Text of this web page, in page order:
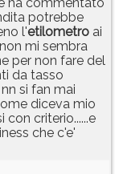
ha commentato
potrebbe
l'etilometro ai
mi sembra
per non fare del
da tasso
si fan mai
diceva mio
con criterio......e
che c'e'